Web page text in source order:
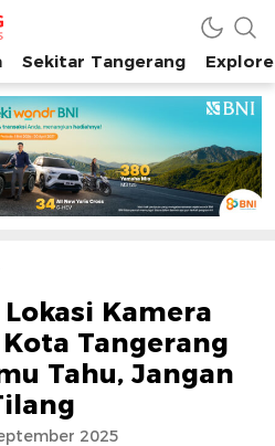
Tangerang Raya
Sekitar Tangerang
Kamera
Tangerang
Tahu, Jangan
2025